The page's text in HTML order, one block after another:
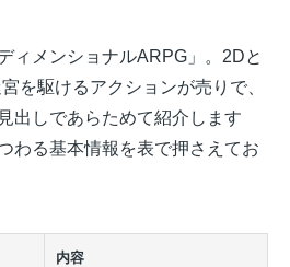
ィメンショナルARPG」。2Dと
を駆けるアクションが売りで、
出しであらためて紹介します
わる基本情報を表で押さえてお
内容